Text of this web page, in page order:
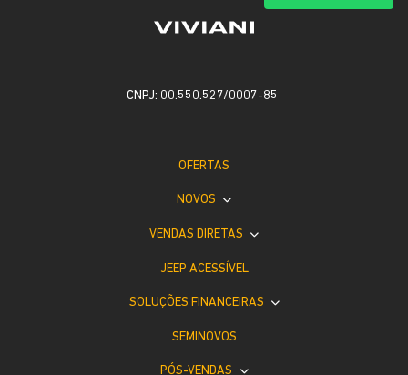
CNPJ: 00.550.527/0007-85
OFERTAS
NOVOS
VENDAS DIRETAS
JEEP ACESSÍVEL
SOLUÇÕES FINANCEIRAS
SEMINOVOS
PÓS-VENDAS